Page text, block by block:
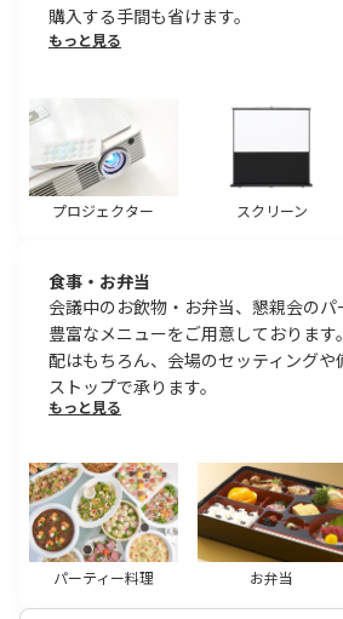
購入する手間も省けます。
もっと見る
プロジェクター スクリーン
食事・お弁当
会議中のお飲物・お弁当、懇親会のパ
豊富なメニューをご用意しておりま
配はもちろん、会場のセッティングや
ストップで承ります。
もっと見る
パーティー料理 お弁当